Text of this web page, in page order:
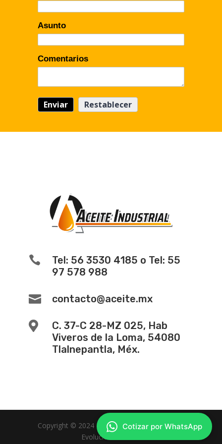
Asunto
Comentarios

Tel: 56 3530 4185 o Tel: 55
97 578 988
 contacto@aceite.mx

C. 37-C 28-MZ 025, Hab
Viveros de la Loma, 54080
Tlalnepantla, Méx.
Copyright © 2024 -
Diseño de Paginas Web
Evolucion Web MX
Cotizar por WhatsApp